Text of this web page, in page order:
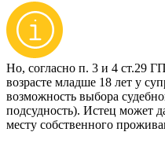
Но, согласно п. 3 и 4 ст.29
возрасте младше 18 лет у
возможность выбора
подсудность). Истец может
месту собственного